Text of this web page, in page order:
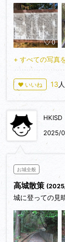
この後、大友軍
島津軍は耳川で
戦死者を出して
耳川と、宗麟の
１時間もかかっ
原に駐車場があ
変な映像が流れ
温12度、川には
し、本当に今は
（写真②③）。
そして橋を渡っ
真⑦⑧）。そこ
った先は竹藪だ
かき分けて行け
を見つける事
曲輪と曲輪を遮
先は藪がひどく
た。もう少し整
それから絶景橋
⑥）。実際の決
われました。秀
戦況を見つめて
た。
山田有信が大友
いう。
0
+ すべての写真
♥ いいね 13
HKISD
2025/
お城全般
高城散策
城に登っての見